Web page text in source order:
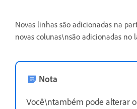
Novas linhas são adicionadas na
novas colunas\nsão adicionadas no
Nota
Você\ntambém pode alterar